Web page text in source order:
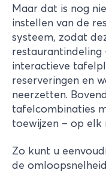
Maar dat is nog
instellen van de
systeem, zodat
restaurantindeling
interactieve
reserveringen en
neerzetten.
tafelcombinaties
toewijzen – op elk
Zo kunt u
de